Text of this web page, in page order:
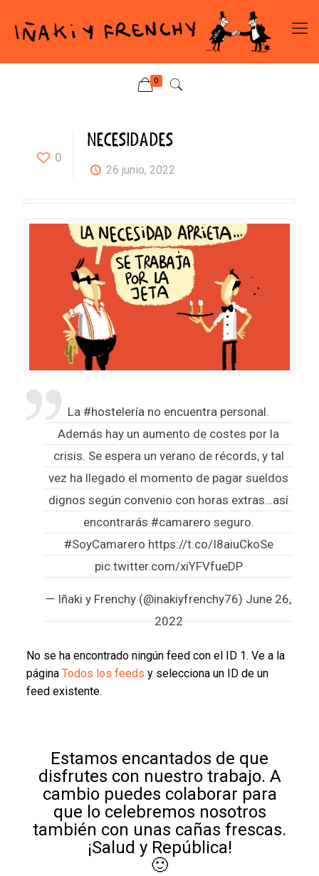
0
0
NECESIDADES
26 junio, 2022
La #hostelería no encuentra personal.
Además hay un aumento de costes por la
crisis. Se espera un verano de récords, y tal
vez ha llegado el momento de pagar sueldos
dignos según convenio con horas extras…así
encontrarás #camarero seguro.
#SoyCamarero https://t.co/I8aiuCkoSe
pic.twitter.com/xiYFVfueDP
— Iñaki y Frenchy (@inakiyfrenchy76)June 26,
2022
No se ha encontrado ningún feed con el ID 1. Ve a la
página Todos los feeds y selecciona un ID de un
feed existente.
Estamos encantados de que
disfrutes con nuestro trabajo. A
cambio puedes colaborar para
que lo celebremos nosotros
también con unas cañas frescas.
¡Salud y República!
🙂